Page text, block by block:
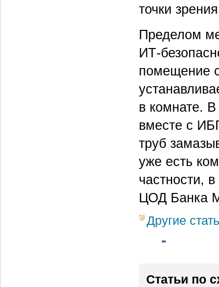
точки
Пределом
ИТ-
помещение
в комнате.
вместе с
труб
уже есть
частности,
ЦОД Банка
Другие
Статьи по